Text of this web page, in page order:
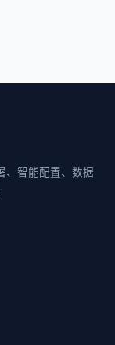
、智能配置、数据